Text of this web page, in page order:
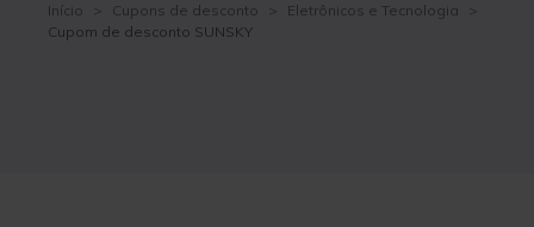
Início > Cupons de desconto > Eletrônicos e Tecnologia
>
Cupom de desconto SUNSKY